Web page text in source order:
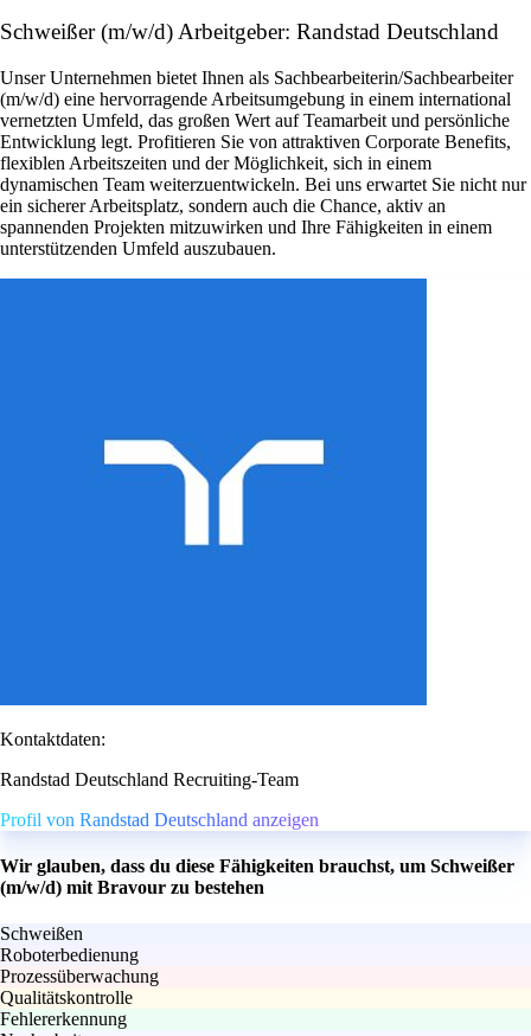
Schweißer (m/w/d) Arbeitgeber: Randstad Deutschland
Unser Unternehmen bietet Ihnen als Sachbearbeiterin/Sachbearbeiter
(m/w/d) eine hervorragende Arbeitsumgebung in einem international
vernetzten Umfeld, das großen Wert auf Teamarbeit und persönliche
Entwicklung legt. Profitieren Sie von attraktiven Corporate Benefits,
flexiblen Arbeitszeiten und der Möglichkeit, sich in einem
dynamischen Team weiterzuentwickeln. Bei uns erwartet Sie nicht nur
ein sicherer Arbeitsplatz, sondern auch die Chance, aktiv an
spannenden Projekten mitzuwirken und Ihre Fähigkeiten in einem
unterstützenden Umfeld auszubauen.
Kontaktdaten:
Randstad Deutschland Recruiting-Team
Profil von Randstad Deutschland anzeigen
Wir glauben, dass du diese Fähigkeiten brauchst, um Schweißer
(m/w/d) mit Bravour zu bestehen
Schweißen
Roboterbedienung
Prozessüberwachung
Qualitätskontrolle
Fehlererkennung